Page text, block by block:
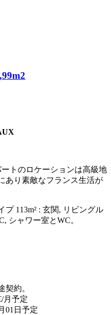
トのロケーションは高級地
あり素敵なフランス生活が
113m² : 玄関, リビングル
シャワー室とWC。
契約。
月予定
01日予定